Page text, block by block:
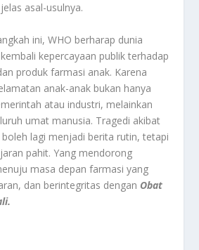
asal-usulnya.
ini, WHO berharap dunia
kepercayaan publik terhadap
produk farmasi anak. Karena
anak-anak bukan hanya
atau industri, melainkan
umat manusia. Tragedi akibat
lagi menjadi berita rutin, tetapi
pahit. Yang mendorong
masa depan farmasi yang
dan berintegritas dengan Obat